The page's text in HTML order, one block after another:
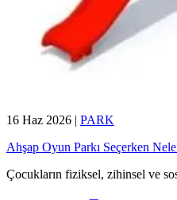
16 Haz 2026 | PARK
Ahşap Oyun Parkı Seçerken
Çocukların fiziksel, zihinsel ve